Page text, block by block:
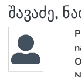
შავაძე,